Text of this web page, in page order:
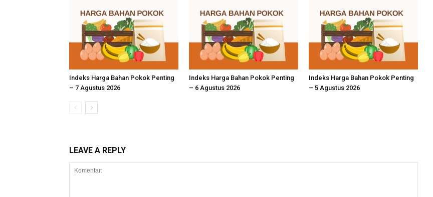
Indeks Harga Bahan Pokok Penting
– 7 Agustus 2026
Indeks Harga Bahan Pokok Penting
– 6 Agustus 2026
Indeks Harga Bahan Pokok Penting
– 5 Agustus 2026
LEAVE A REPLY